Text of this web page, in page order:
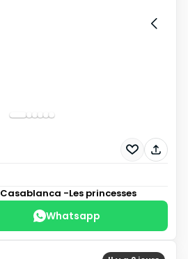
Casablanca -Les princesses
Whatsapp